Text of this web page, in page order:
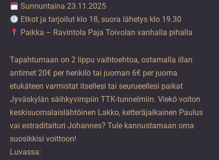
Sunnuntaina 23.11.2025
Etkot ja tarjoilut klo 18, suora lähetys klo 19.30
Paikka – Ravintola Paja Toivolan vanhalla pihalla
Tapahtumaan on 2 lippu vaihtoehtoa, ostamalla illan
antimet 20€ per henkilö tai juoman 6€ per juoma
etukäteen varmistat itsellesi tai seurueellesi paikat
Jyväskylän säihkyvimpiin TTK-tunnelmiin. Viekö voiton
keskisuomalaislähtöinen Lakko, ketteräjalkainen Paulus
vai estraditaituri Johannes? Tule kannustamaan oma
suosikkisi voittoon!
Luvassa: